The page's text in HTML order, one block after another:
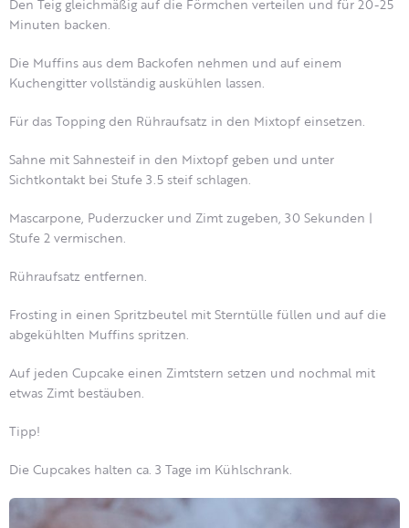
Den Teig gleichmäßig auf die Förmchen verteilen und für 20-25
Minuten backen.
Die Muffins aus dem Backofen nehmen und auf einem
Kuchengitter vollständig auskühlen lassen.
Für das Topping den Rühraufsatz in den Mixtopf einsetzen.
Sahne mit Sahnesteif in den Mixtopf geben und unter
Sichtkontakt bei Stufe 3.5 steif schlagen.
Mascarpone, Puderzucker und Zimt zugeben, 30 Sekunden |
Stufe 2 vermischen.
Rühraufsatz entfernen.
Frosting in einen Spritzbeutel mit Sterntülle füllen und auf die
abgekühlten Muffins spritzen.
Auf jeden Cupcake einen Zimtstern setzen und nochmal mit
etwas Zimt bestäuben.
Tipp!
Die Cupcakes halten ca. 3 Tage im Kühlschrank.